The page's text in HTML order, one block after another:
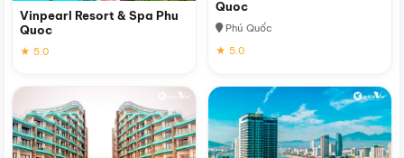
Vinpearl Resort & Spa Phu
Quoc
★ 5.0
Quoc
Phú Quốc
★ 5.0